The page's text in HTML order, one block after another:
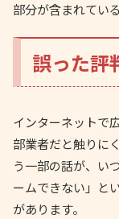
部分が含まれてい
誤った評
インターネットで
部業者だと触りに
う一部の話が、い
ームできない」と
があります。